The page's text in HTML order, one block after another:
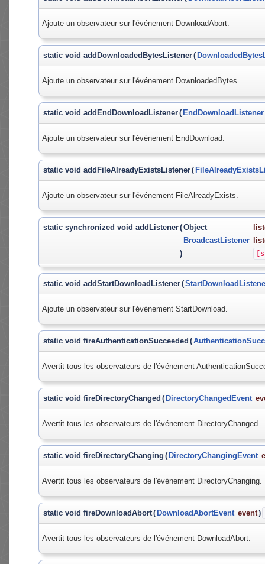
Ajoute un observateur sur l'événement DownloadAbort.
static void addDownloadedBytesListener(
Ajoute un observateur sur l'événement DownloadedBytes.
static void addEndDownloadListener( EndDownloadListener
Ajoute un observateur sur l'événement EndDownload.
static void addFileAlreadyExistsListener(
Ajoute un observateur sur l'événement FileAlreadyExists.
static synchronized void addListener(Object
BroadcastListener
)
static void addStartDownloadListener(
Ajoute un observateur sur l'événement StartDownload.
static void fireAuthenticationSucceeded (
Avertit tous les observateurs de l'événement
static void fireDirectoryChanged ( DirectoryChangedEvent
Avertit tous les observateurs de l'événement DirectoryChanged.
static void fireDirectoryChanging ( DirectoryChangingEvent
Avertit tous les observateurs de l'événement DirectoryChanging.
static void fireDownloadAbort( DownloadAbortEvent event)
Avertit tous les observateurs de l'événement DownloadAbort.